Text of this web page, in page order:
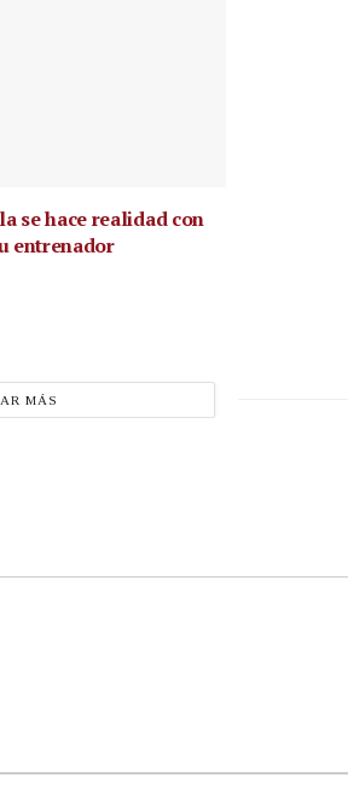
se hace realidad con
entrenador
MÁS